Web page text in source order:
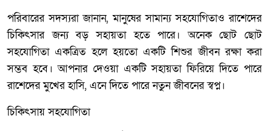
পরিবারের সদস্যরা জানান, মানুষের সামান্য সহযোগিতাও রাশেদের
চিকিৎসার জন্য বড় সহায়তা হতে পারে। অনেক ছোট ছোট
সহযোগিতা একত্রিত হলে হয়তো একটি শিশুর জীবন রক্ষা করা
সম্ভব হবে। আপনার দেওয়া একটি সহায়তা ফিরিয়ে দিতে পারে
রাশেদের মুখের হাসি, এনে দিতে পারে নতুন জীবনের স্বপ্ন।
চিকিৎসায় সহযোগিতা